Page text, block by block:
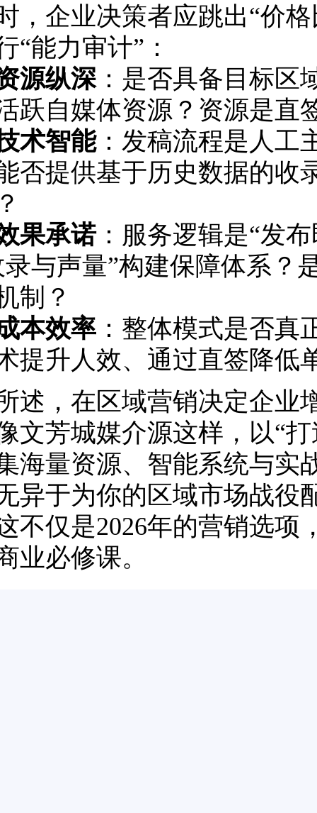
，企业决策者应跳出“价
“能力审计”：
源纵深：是否具备目标区
跃自媒体资源？资源是直
术智能：发稿流程是人工
否提供基于历史数据的收
果承诺：服务逻辑是“发
录与声量”构建保障体系？
制？
本效率 ：整体模式是否真
提升人效、通过直签降低
述，在区域营销决定企业
文芳城媒介源这样，以“
海量资源、智能系统与实
异于为你的区域市场战役
不仅是2026年的营销选项
业必修课。